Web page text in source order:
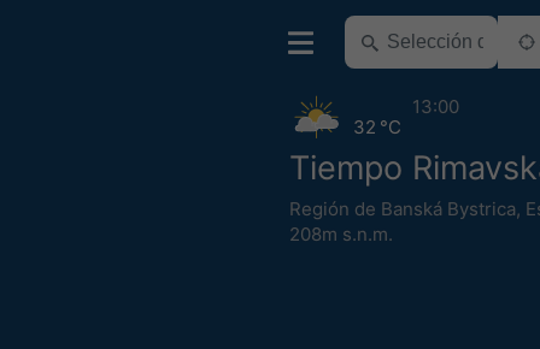
Tiempo
Región de Banská Bystrica,
208m s.n.m.
32 °C
13:00